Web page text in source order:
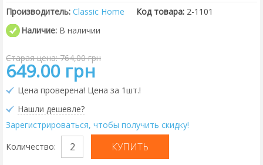
Производитель: Classic Home Код товара: 2-1101
Наличие: В наличии
Старая цена: 764,00 грн
649.00 грн
Цена проверена! Цена за 1шт.!
Нашли дешевле?
Зарегистрироваться, чтобы получить скидку!
Количество: